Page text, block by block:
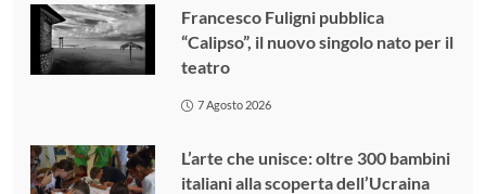
Francesco Fuligni pubblica
“Calipso”, il nuovo singolo nato per il
teatro
7 Agosto 2026
L’arte che unisce: oltre 300 bambini
italiani alla scoperta dell’Ucraina